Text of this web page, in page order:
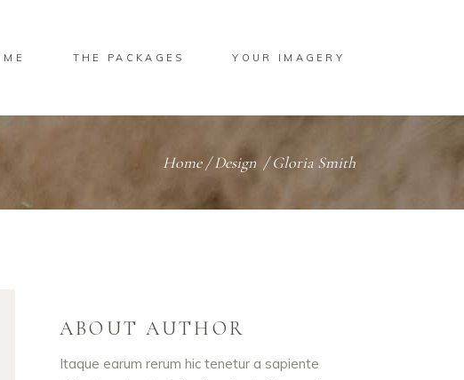
THE PACKAGES YOUR IMAGERY
Home/Design/Gloria Smith
ABOUT AUTHOR
Itaque earum rerum hic tenetur a sapiente